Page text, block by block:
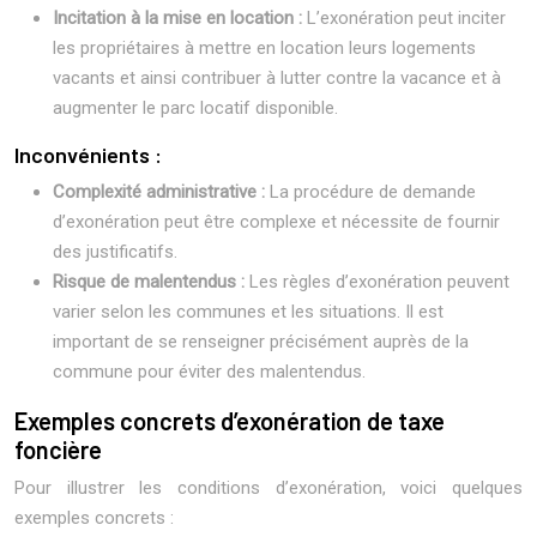
Incitation à la mise en location : L’exonération peut inciter
les propriétaires à mettre en location leurs logements
vacants et ainsi contribuer à lutter contre la vacance et à
augmenter le parc locatif disponible.
Inconvénients :
Complexité administrative : La procédure de demande
d’exonération peut être complexe et nécessite de fournir
des justificatifs.
Risque de malentendus : Les règles d’exonération peuvent
varier selon les communes et les situations. Il est
important de se renseigner précisément auprès de la
commune pour éviter des malentendus.
Exemples concrets d’exonération de taxe
foncière
Pour illustrer les conditions d’exonération, voici quelques
exemples concrets :